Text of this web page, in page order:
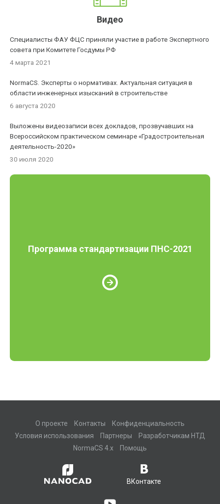
Видео
Специалисты ФАУ ФЦС приняли участие в работе Экспертного
совета при Комитете Госдумы РФ
4 марта 2021
NormaCS. Эксперты о нормативах. Актуальная ситуация в
области инженерных изысканий в строительстве
6 августа 2020
Выложены видеозаписи всех докладов, прозвучавших на
Всероссийском практическом семинаре «Градостроительная
деятельность-2020»
30 июля 2020
Программа стандартизации ПНС-2021
О проекте Контакты
Конфиденциальность
Условия использования
Партнеры
Разработчикам НТД
NormaCS 4.x
Помощь
ВКонтакте